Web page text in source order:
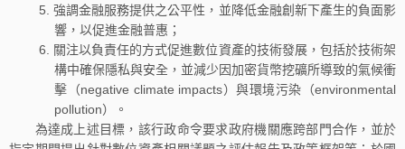
強調金融服務提供之公平性，並降低金融創新下產生的負面影
響，以促進金融普惠；
關注以負責任的方式促進數位資產的技術發展，包括於技術架
構中確保隱私與安全，並減少因加密貨幣挖礦所導致的氣候衝
擊（negative climate impacts）與環境污染（environmental
pollution）。
為達成上述目標，該行政命令要求政府機關應跨部門合作，並於